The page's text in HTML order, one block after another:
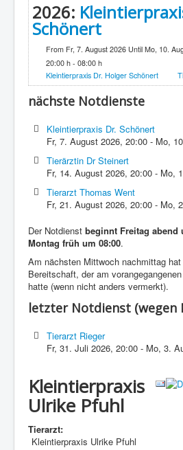
2026:
Schönert
From Fr, 7. August 2026 Until Mo, 10.
20:00 h - 08:00 h
Kleintierpraxis Dr. Holger Schönert
nächste Notdienste
Kleintierpraxis Dr. Schönert
Fr, 7. August 2026,20:00 - Mo,
Tierärztin Dr Steinert
Fr, 14. August 2026,20:00 - Mo,
Tierarzt Thomas Went
Fr, 21. August 2026,20:00 - Mo,
Der Notdienst beginnt Freitag abend
Montag früh um 08:00.
Am nächsten Mittwoch nachmittag
Bereitschaft, der am
hatte (wenn nicht anders vermerkt).
letzter Notdienst (wegen
Tierarzt Rieger
Fr, 31. Juli 2026,20:00 - Mo, 3.
Kleintierpraxis
Ulrike Pfuhl
Tierarzt:
Kleintierpraxis Ulrike Pfuhl